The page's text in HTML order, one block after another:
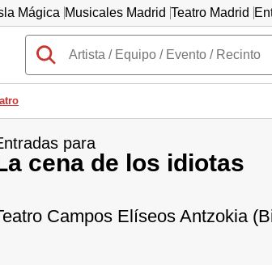
Mágica Musicales Madrid Teatro Madrid
para
cena de los idiotas
Campos Elíseos Antzokia